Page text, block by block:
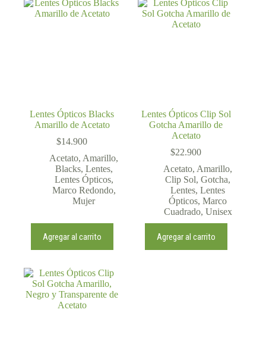
Lentes Ópticos Blacks
Amarillo de Acetato
$14.900
Acetato, Amarillo,
Blacks, Lentes,
Lentes Ópticos,
Marco Redondo,
Mujer
Agregar al carrito
Lentes Ópticos Clip Sol
Gotcha Amarillo de
Acetato
$22.900
Acetato, Amarillo,
Clip Sol,Gotcha,
Lentes,Lentes
Ópticos,Marco
Cuadrado, Unisex
Agregar al carrito